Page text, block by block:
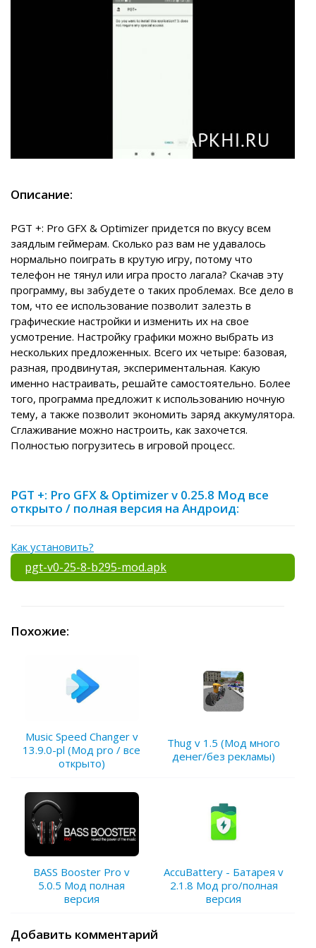
Описание:
PGT +: Pro GFX & Optimizer придется по вкусу всем
заядлым геймерам. Сколько раз вам не удавалось
нормально поиграть в крутую игру, потому что
телефон не тянул или игра просто лагала? Скачав эту
программу, вы забудете о таких проблемах. Все дело в
том, что ее использование позволит залезть в
графические настройки и изменить их на свое
усмотрение. Настройку графики можно выбрать из
нескольких предложенных. Всего их четыре: базовая,
разная, продвинутая, экспериментальная. Какую
именно настраивать, решайте самостоятельно. Более
того, программа предложит к использованию ночную
тему, а также позволит экономить заряд аккумулятора.
Сглаживание можно настроить, как захочется.
Полностью погрузитесь в игровой процесс.
PGT +: Pro GFX & Optimizer v 0.25.8 Мод все
открыто / полная версия на Андроид:
Как установить?
pgt-v0-25-8-b295-mod.apk
Похожие:
Music Speed Changer v
13.9.0-pl (Мод pro / все
открыто)
Thug v 1.5 (Мод много
денег/без рекламы)
BASS Booster Pro v
5.0.5 Мод полная
версия
AccuBattery - Батарея v
2.1.8 Мод pro/полная
версия
Добавить комментарий